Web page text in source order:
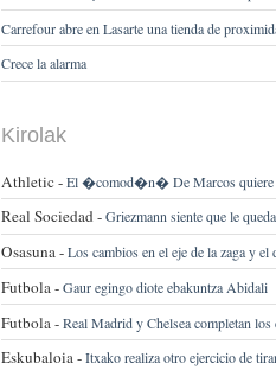
Carrefour abre en Lasarte una tienda de
Crece la alarma
Kirolak
Athletic -El �comod�n� De Marcos quiere
Real Sociedad -Griezmann siente que le
Osasuna -Los cambios en el eje de la zaga y
Futbola -Gaur egingo diote ebakuntza Abidali
Futbola -Real Madrid y Chelsea completan los
Eskubaloia -Itxako realiza otro ejercicio de